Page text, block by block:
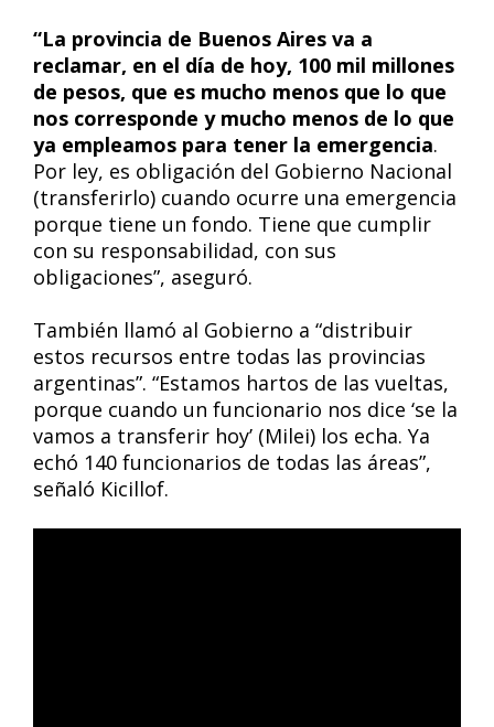
“La provincia de Buenos Aires va a
reclamar, en el día de hoy, 100 mil millones
de pesos, que es mucho menos que lo que
nos corresponde y mucho menos de lo que
ya empleamos para tener la emergencia.
Por ley, es obligación del Gobierno Nacional
(transferirlo) cuando ocurre una emergencia
porque tiene un fondo. Tiene que cumplir
con su responsabilidad, con sus
obligaciones”, aseguró.
También llamó al Gobierno a “distribuir
estos recursos entre todas las provincias
argentinas”. “Estamos hartos de las vueltas,
porque cuando un funcionario nos dice ‘se la
vamos a transferir hoy’ (Milei) los echa. Ya
echó 140 funcionarios de todas las áreas”,
señaló Kicillof.